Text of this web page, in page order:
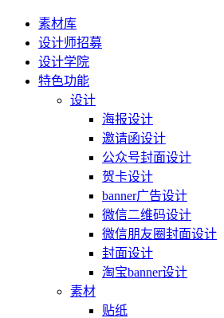
素材库
设计师招募
设计学院
特色功能
设计
海报设计
邀请函设计
公众号封面设计
贺卡设计
banner广告设计
微信二维码设计
微信朋友圈封面设计
封面设计
淘宝banner设计
素材
贴纸